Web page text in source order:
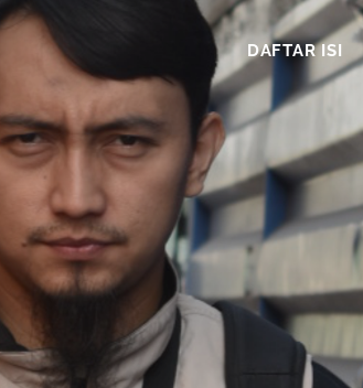
DAFTAR ISI